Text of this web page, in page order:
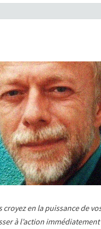
croyez en la puissance de
à l’action